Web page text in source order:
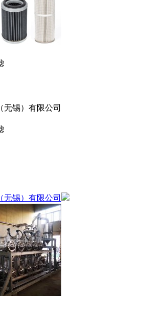
无锡）有限公司
无锡）有限公司